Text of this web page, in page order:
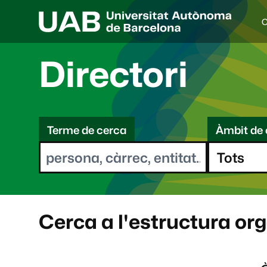
I
d
i
a
e
l
e
o
t
Directori
C
eTerme de cerca Àmbit de
Cerca a l'estructura